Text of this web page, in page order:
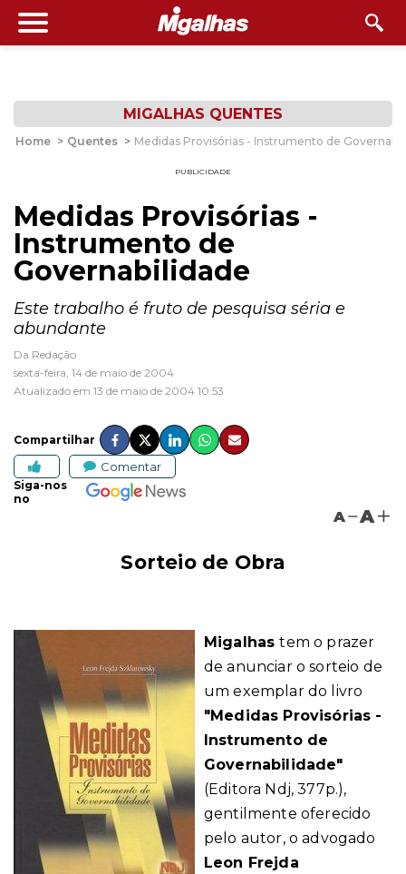
MIGALHAS QUENTES
Home > Quentes > Medidas Provisórias - Instrumento de
PUBLICIDADE
Medidas Provisórias -
Instrumento de
Governabilidade
Este trabalho é fruto de pesquisa séria e
abundante
Da Redação
sexta-feira, 14 de maio de 2004
Atualizado em 13 de maio de 2004 10:53
Compartilhar
Comentar
Siga-nos
no
A A
Sorteio de Obra
Migalhastem o prazer
de anunciar o sorteio de
umexemplar do livro
"Medidas Provisórias -
Instrumento de
Governabilidade"
(Editora Ndj, 377p.),
gentilmente oferecido
pelo autor, o advogado
Leon Frejda